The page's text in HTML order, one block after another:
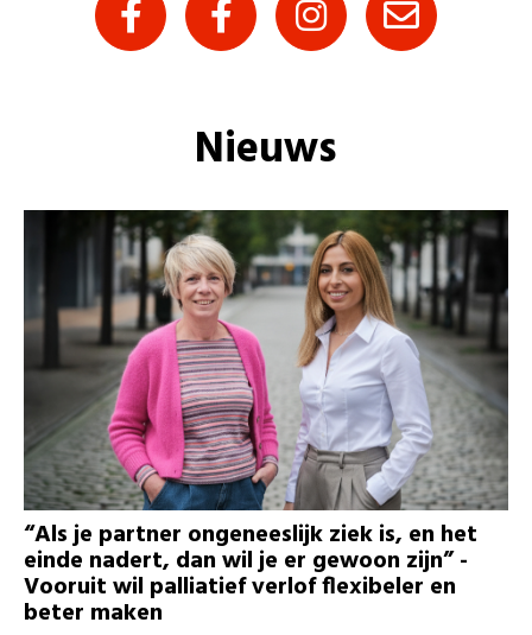
Nieuws
“Als je partner ongeneeslijk ziek is, en het
einde nadert, dan wil je er gewoon zijn” -
Vooruit wil palliatief verlof flexibeler en
beter maken